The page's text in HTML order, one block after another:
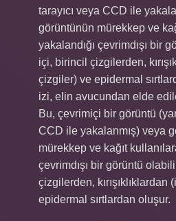
tarayıcı veya CCD ile
görüntünün mürekkep ve
yakalandığı çevrimdışı bir
içi, birincil çizgilerden,
çizgiler) ve epidermal
izi, elin avucundan elde
Bu, çevrimiçi bir görüntü
CCD ile yakalanmış) veya
mürekkep ve kağıt
çevrimdışı bir görüntü
çizgilerden,
epidermal sırtlardan oluşur.